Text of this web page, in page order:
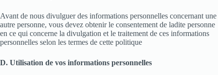
Avant de nous divulguer des informations personnelles concernant une
autre personne, vous devez obtenir le consentement de ladite personne
en ce qui concerne la divulgation et le traitement de ces informations
personnelles selon les termes de cette politique
D. Utilisation de vos informations personnelles